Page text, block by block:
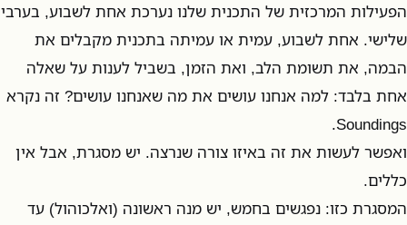
הפעילות המרכזית של התכנית שלנו נערכת אחת לשבוע, בערבי
שלישי. אחת לשבוע, עמית או עמיתה בתכנית מקבלים את
הבמה, את תשומת הלב, ואת הזמן, בשביל לענות על שאלה
אחת בלבד: למה אנחנו עושים את מה שאנחנו עושים? זה נקרא
Soundings.
ואפשר לעשות את זה באיזו צורה שנרצה. יש מסגרת, אבל אין
כללים.
המסגרת כזו: נפגשים בחמש, יש מנה ראשונה (ואלכוהול) עד